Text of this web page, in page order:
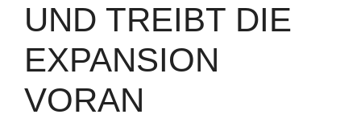
UND TREIBT DIE
EXPANSION
VORAN